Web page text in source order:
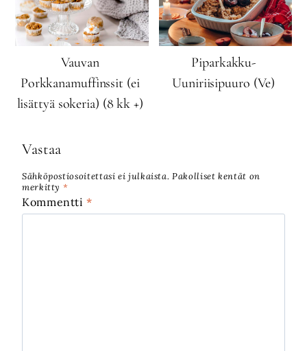
Vauvan
Porkkanamuffinssit (ei
lisättyä sokeria) (8 kk +)
Piparkakku-
Uuniriisipuuro (Ve)
Vastaa
Sähköpostiosoitettasi ei julkaista. Pakolliset kentät on
merkitty *
Kommentti*